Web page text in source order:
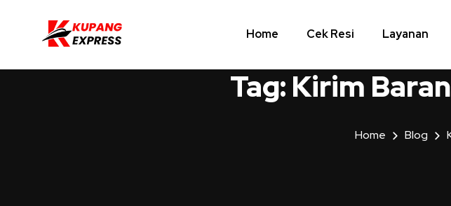
Home Cek Resi Layanan
Tag: Kirim
Home Blog